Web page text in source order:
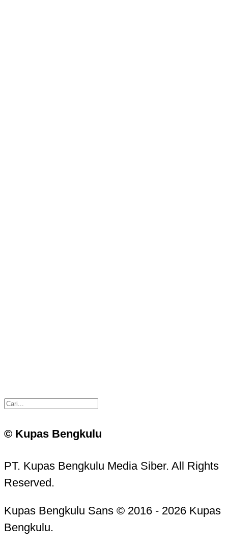
© Kupas Bengkulu
PT. Kupas Bengkulu Media Siber. All Rights
Reserved.
Kupas Bengkulu Sans © 2016 - 2026 Kupas
Bengkulu.